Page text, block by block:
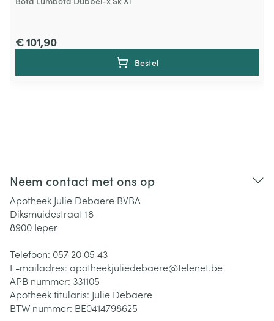
€ 101,90
Bestel
Neem contact met ons op
Apotheek Julie Debaere BVBA
Diksmuidestraat 18
8900 Ieper
Telefoon: 057 20 05 43
E-mailadres: apotheekjuliedebaere@telenet.be
APB nummer: 331105
Apotheek titularis: Julie Debaere
BTW nummer: BE0414798625